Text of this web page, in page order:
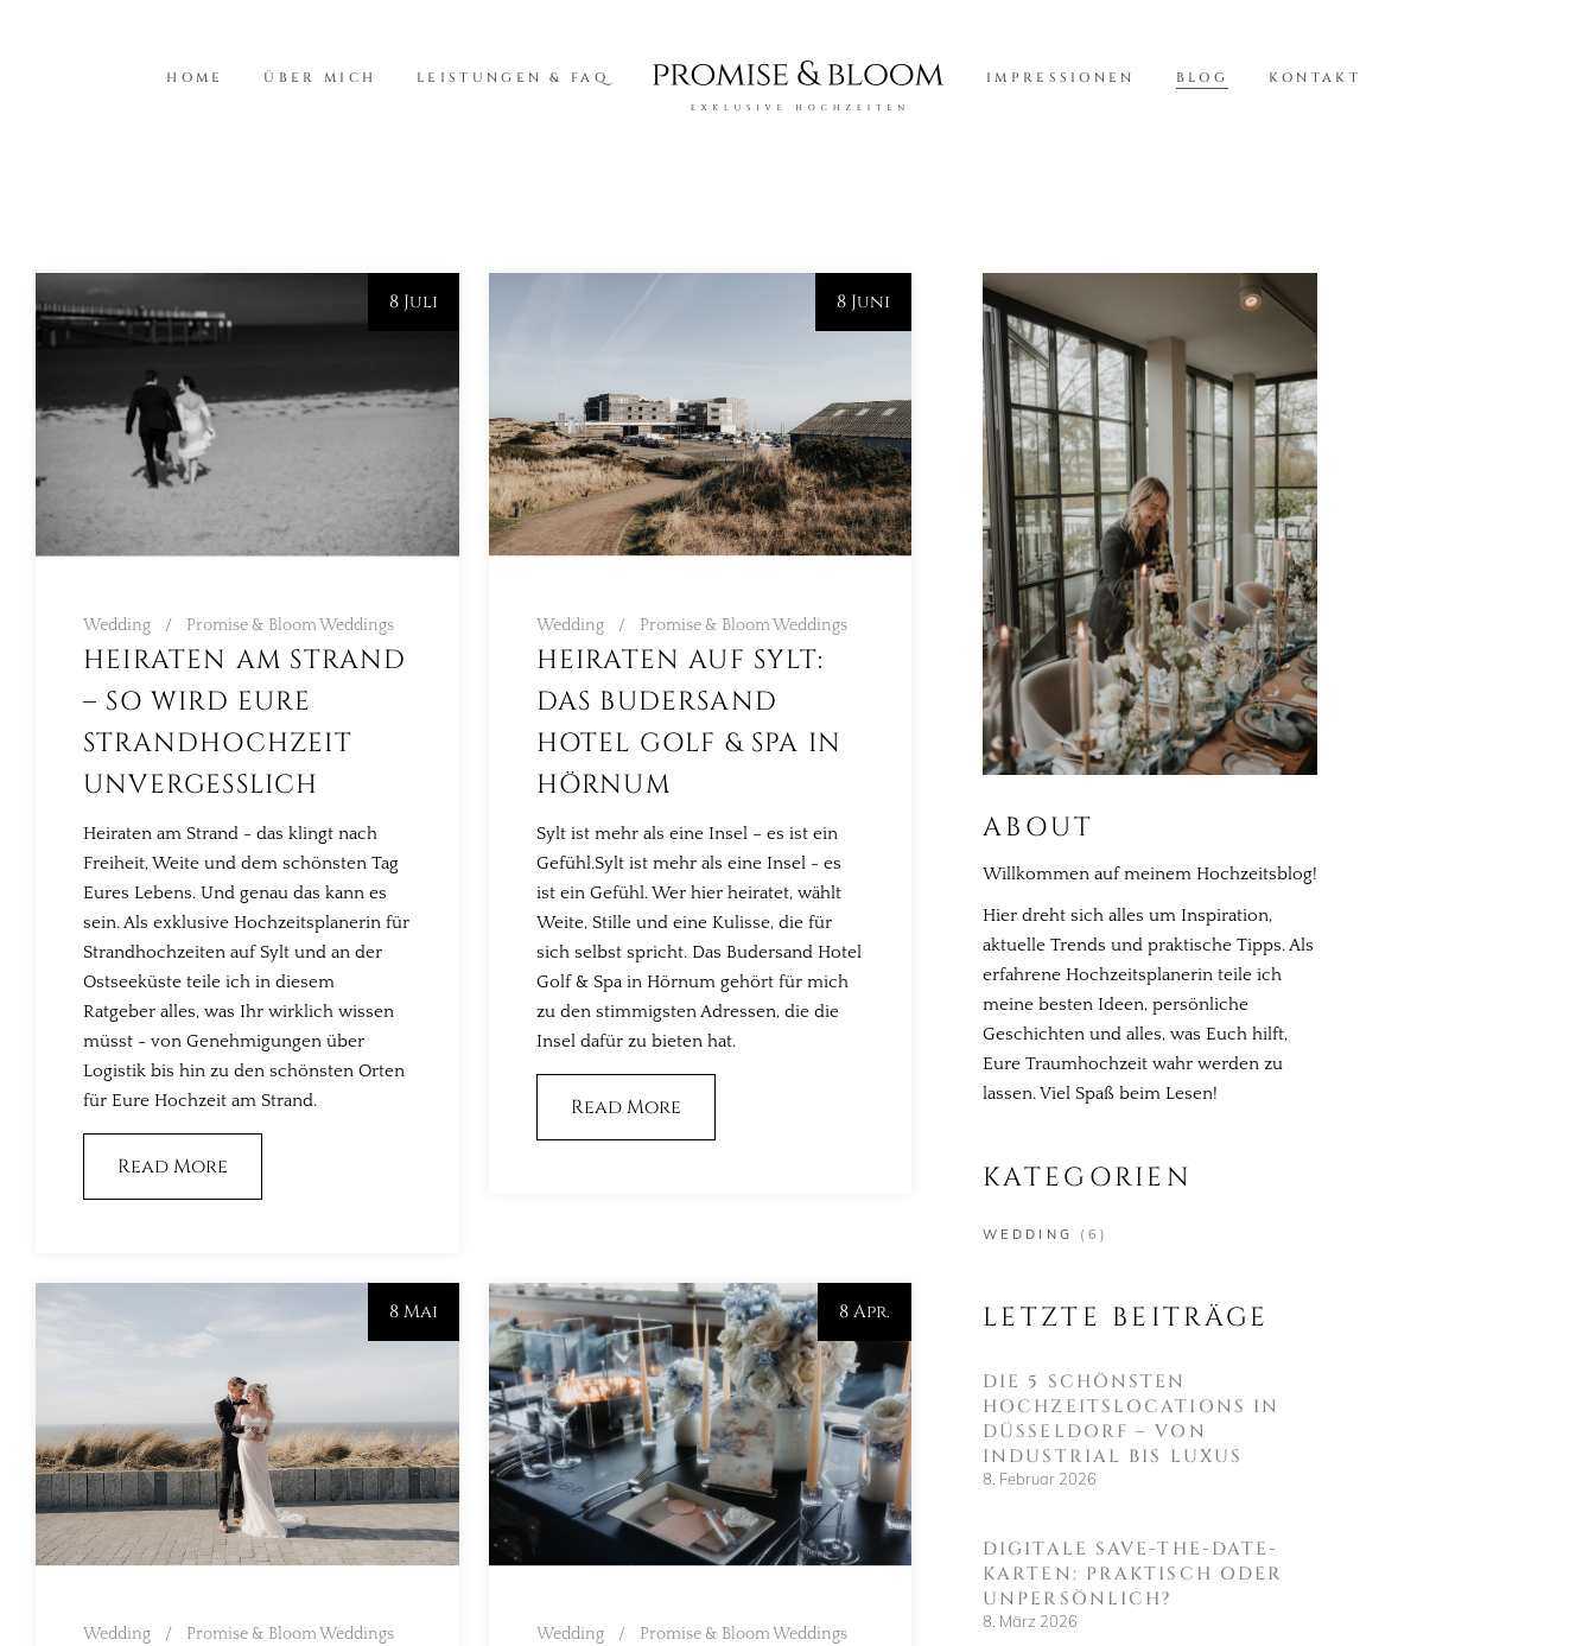
HOME ÜBER MICH LEISTUNGEN & FAQ IMPRESSIONEN BLOG KONTAKT
8 Juli
Wedding Promise & Bloom Weddings
HEIRATEN AM STRAND
– SO WIRD EURE
STRANDHOCHZEIT
UNVERGESSLICH
Heiraten am Strand - das klingt nach
Freiheit, Weite und dem schönsten Tag
Eures Lebens. Und genau das kann es
sein. Als exklusive Hochzeitsplanerin für
Strandhochzeiten auf Sylt und an der
Ostseeküste teile ich in diesem
Ratgeber alles, was Ihr wirklich wissen
müsst - von Genehmigungen über
Logistik bis hin zu den schönsten Orten
für Eure Hochzeit am Strand.
Read More
8 Juni
Wedding Promise & Bloom Weddings
HEIRATEN AUF SYLT:
DAS BUDERSAND
HOTEL GOLF & SPA IN
HÖRNUM
Sylt ist mehr als eine Insel – es ist ein
Gefühl.Sylt ist mehr als eine Insel - es
ist ein Gefühl. Wer hier heiratet, wählt
Weite, Stille und eine Kulisse, die für
sich selbst spricht. Das Budersand Hotel
Golf & Spa in Hörnum gehört für mich
zu den stimmigsten Adressen, die die
Insel dafür zu bieten hat.
Read More
8 Mai
Wedding Promise & Bloom Weddings
8 Apr.
Wedding Promise & Bloom Weddings
ABOUT
Willkommen auf meinem Hochzeitsblog!
Hier dreht sich alles um Inspiration,
aktuelle Trends und praktische Tipps. Als
erfahrene Hochzeitsplanerin teile ich
meine besten Ideen, persönliche
Geschichten und alles, was Euch hilft,
Eure Traumhochzeit wahr werden zu
lassen. Viel Spaß beim Lesen!
KATEGORIEN
WEDDING (6)
LETZTE BEITRÄGE
DIE 5 SCHÖNSTEN
HOCHZEITSLOCATIONS IN
DÜSSELDORF – VON
INDUSTRIAL BIS LUXUS
8. Februar 2026
DIGITALE SAVE-THE-DATE-
KARTEN: PRAKTISCH ODER
UNPERSÖNLICH?
8. März 2026